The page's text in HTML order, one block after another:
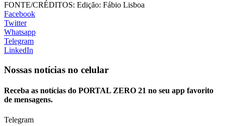
FONTE/CRÉDITOS: Edição: Fábio Lisboa
Facebook
Twitter
Whatsapp
Telegram
LinkedIn
Nossas notícias no celular
Receba as notícias do PORTAL ZERO 21 no seu app favorito
de mensagens.
Telegram